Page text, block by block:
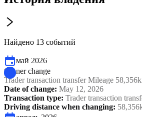
Найдено 13 событий
май 2026
Owner change
Trader transaction transfer Mileage
Date of change: May 12, 2026
Transaction type: Trader transaction
Driving distance when changing: